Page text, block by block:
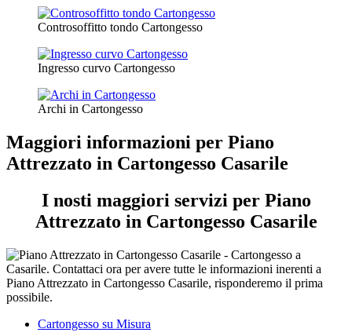
Controsoffitto tondo Cartongesso
Ingresso curvo Cartongesso
Archi in Cartongesso
Maggiori informazioni per Piano
Attrezzato in Cartongesso Casarile
I nosti maggiori servizi per Piano
Attrezzato in Cartongesso Casarile
Cartongesso su Misura